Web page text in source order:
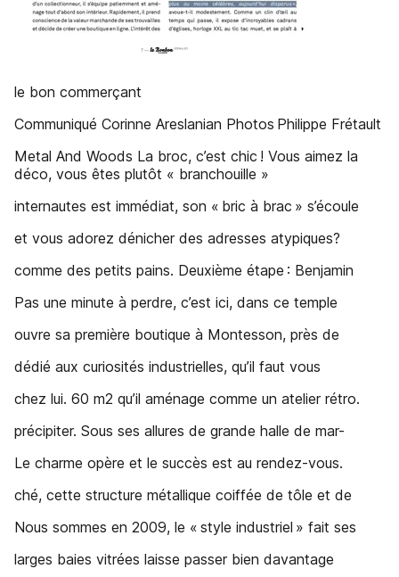
le bon commerçant
Communiqué Corinne Areslanian Photos Philippe Frétault
Metal And Woods La broc, c’est chic ! Vous aimez la
déco, vous êtes plutôt « branchouille »
internautes est immédiat, son « bric à brac » s’écoule
et vous adorez dénicher des adresses atypiques?
comme des petits pains. Deuxième étape : Benjamin
Pas une minute à perdre, c’est ici, dans ce temple
ouvre sa première boutique à Montesson, près de
dédié aux curiosités industrielles, qu’il faut vous
chez lui. 60 m2 qu’il aménage comme un atelier rétro.
précipiter. Sous ses allures de grande halle de mar-
Le charme opère et le succès est au rendez-vous.
ché, cette structure métallique coiffée de tôle et de
Nous sommes en 2009, le « style industriel » fait ses
larges baies vitrées laisse passer bien davantage